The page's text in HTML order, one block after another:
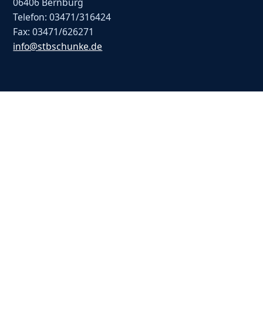
Telefon: 03471/316424
Fax: 03471/626271
info@stbschunke.de